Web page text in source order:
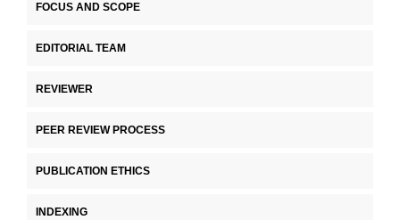
FOCUS AND SCOPE
EDITORIAL TEAM
REVIEWER
PEER REVIEW PROCESS
PUBLICATION ETHICS
INDEXING